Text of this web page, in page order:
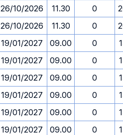
26/10/2026 11.30 0
26/10/2026 11.30 0
19/01/2027 09.00 0
19/01/2027 09.00 0
19/01/2027 09.00 0
19/01/2027 09.00 0
19/01/2027 09.00 0
19/01/2027 09.00 0